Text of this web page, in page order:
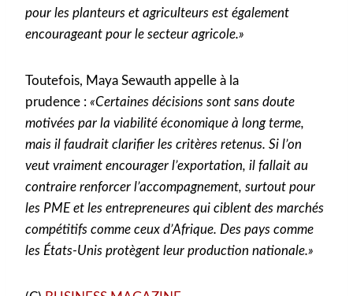
pour les planteurs et agriculteurs est également
encourageant pour le secteur agricole.»
Toutefois, Maya Sewauth appelle à la
prudence : «Certaines décisions sont sans doute
motivées par la viabilité économique à long terme,
mais il faudrait clarifier les critères retenus. Si l’on
veut vraiment encourager l’exportation, il fallait au
contraire renforcer l’accompagnement, surtout pour
les PME et les entrepreneures qui ciblent des marchés
compétitifs comme ceux d’Afrique. Des pays comme
les États-Unis protègent leur production nationale.»